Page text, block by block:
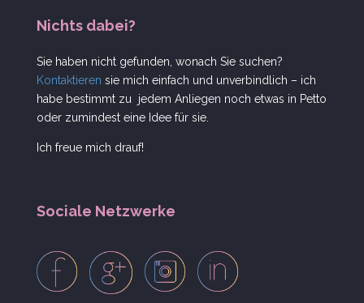
Nichts dabei?
Sie haben nicht gefunden, wonach Sie suchen?
Kontaktieren sie mich einfach und unverbindlich – ich
habe bestimmt zu jedem Anliegen noch etwas in Petto
oder zumindest eine Idee für sie.
Ich freue mich drauf!
Sociale Netzwerke